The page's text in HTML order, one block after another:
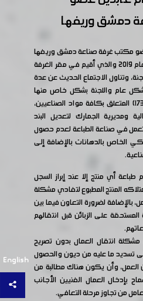
English
دمشق وريفها
مكتب غرفة صناعة دمشق وريفها
اجتماع لجنة الطباعة الثاني للعام 2019 والذي أقيم في مقر الغرفة
وتناول الاجتماع الحديث عن عدة
عام واللجنة بشكل خاص منها
موضوع المرسوم التشريعي (١٧٣) المتعلق بكافة مواد الصناعيين،
ومديرية الجمارك لتعديل البند
في صناعة الطباعة لعدم حصول
الخاص بالدهانات بالإضافة إلى
أي منتج إلا عند إبراز السجل
المنتج المطبوع لتفادي مشكلة
بالإضافة لضرورة التعاون فيما بين
على الزبائن قبل انتقالهم
انتقال العمال بدون تصريح
تسديد ما عليه من ديون والحصول
العمل، وأن يكون هناك مطالبة من
بإدخال العمال الفنيين الأجانب
من تجاوز مرحلة التعافي.